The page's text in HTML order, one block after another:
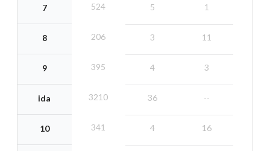
7
8
9
ida
10
524
206
395
3210
341
5
3
4
36
4
1
11
3
--
16